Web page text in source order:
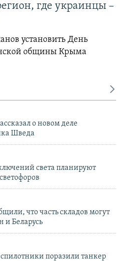
где украинцы –
установить День
общины Крыма
о новом деле
Шведа
света планируют
что часть складов могут
и Беларусь
поразили танкер